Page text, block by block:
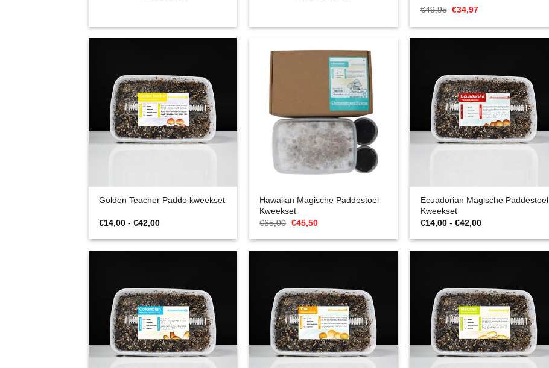
€49,95 Oorspronkelijke
was:
€34,97Huidige
is:
Golden Teacher Paddo kweekset
€14,00 - €42,00Prijsklasse:
tot
Hawaiian Magische Paddestoel
Kweekset
€65,00 Oorspronkelijke
was:
€45,50Huidige
is:
Ecuadorian Magische Paddestoel
Kweekset
€14,00 - €42,00Prijsklasse:
tot